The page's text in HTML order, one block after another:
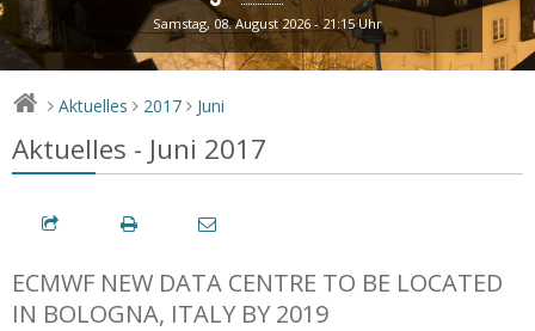
Samstag, 08. August 2026 - 21:15 Uhr
> Aktuelles > 2017 > Juni
Aktuelles - Juni 2017
ECMWF NEW DATA CENTRE TO BE LOCATED
IN BOLOGNA, ITALY BY 2019